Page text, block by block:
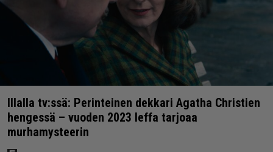
Illalla tv:ssä: Perinteinen dekkari Agatha Christien
hengessä – vuoden 2023 leffa tarjoaa
murhamysteerin